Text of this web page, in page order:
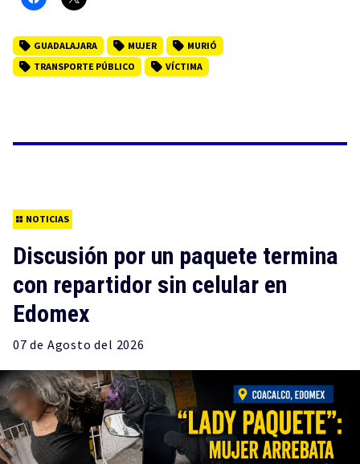
GUADALAJARA MUJER
MURIÓ
TRANSPORTE PÚBLICO
VÍCTIMA
NOTICIAS
Discusión por un paquete termina
con repartidor sin celular en
Edomex
07 de Agosto del 2026